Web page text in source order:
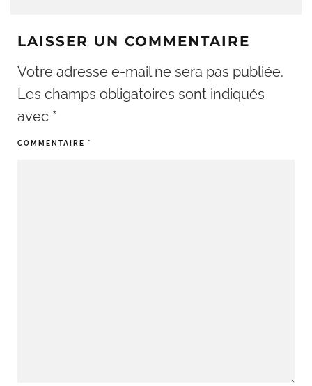
LAISSER UN COMMENTAIRE
Votre adresse e-mail ne sera pas publiée.
Les champs obligatoires sont indiqués
avec *
COMMENTAIRE *